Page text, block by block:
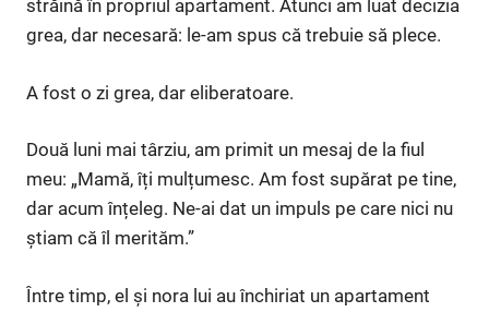
străină în propriul apartament. Atunci am luat decizia
grea, dar necesară: le-am spus că trebuie să plece.
A fost o zi grea, dar eliberatoare.
Două luni mai târziu, am primit un mesaj de la fiul
meu: „Mamă, îți mulțumesc. Am fost supărat pe tine,
dar acum înțeleg. Ne-ai dat un impuls pe care nici nu
știam că îl merităm.”
Între timp, el și nora lui au închiriat un apartament